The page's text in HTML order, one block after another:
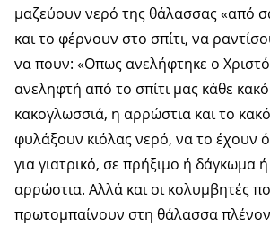
μαζεύουν νερό της θάλασσας «από
και το φέρνουν στο σπίτι, να
να πουν: «Οπως ανελήφτηκε ο
ανεληφτή από το σπίτι μας κάθε
κακογλωσσιά, η αρρώστια και το
φυλάξουν κιόλας νερό, να το έχουν
για γιατρικό, σε πρήξιμο ή δάγκωμα
αρρώστια. Αλλά και οι κολυμβητές
πρωτομπαίνουν στη θάλασσα